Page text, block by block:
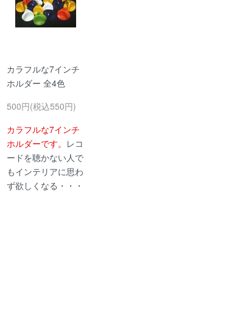
カラフルな7インチ
ホルダー 全4色
500円(税込550円)
カラフルな7インチ
ホルダーです。 レコ
ードを聴かない人で
もインテリアに思わ
ず欲しくなる・・・